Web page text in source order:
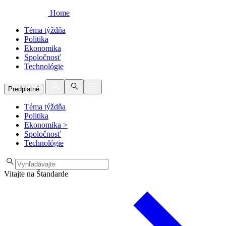
Home
Téma týždňa
Politika
Ekonomika
Spoločnosť
Technológie
Predplatné
Téma týždňa
Politika
Ekonomika >
Spoločnosť
Technológie
Vitajte na Štandarde